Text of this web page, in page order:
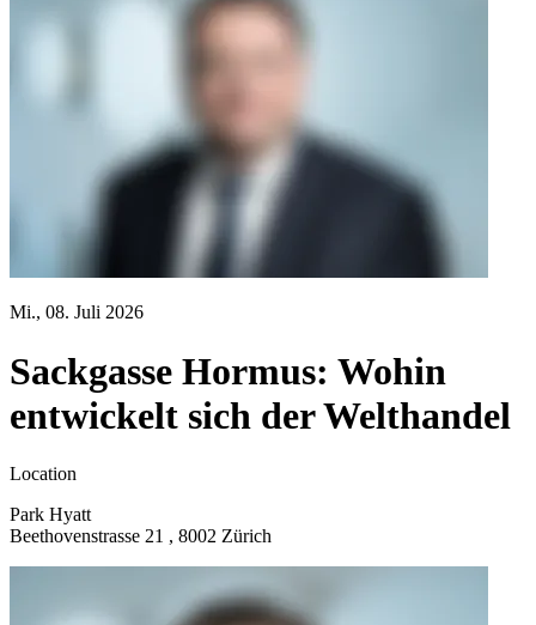
Mi., 08. Juli 2026
Sackgasse Hormus: Wohin
entwickelt sich der Welthandel
Location
Park Hyatt
Beethovenstrasse 21 , 8002 Zürich